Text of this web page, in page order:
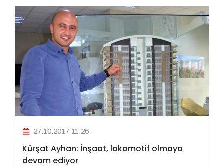
27.10.2017 11:26
Kürşat Ayhan: İnşaat, lokomotif olmaya
devam ediyor